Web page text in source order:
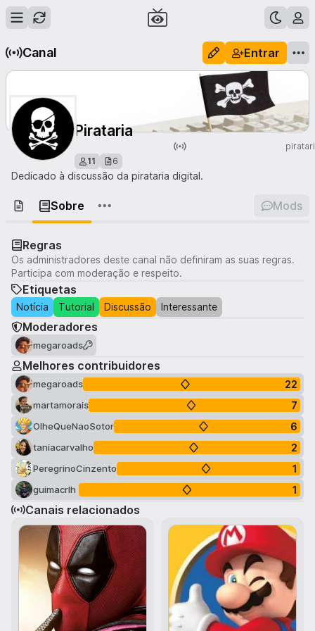
Canal Entrar
Pirataria
11
6
Dedicado à discussão da pirataria digital.
Sobre Mods
Regras
Os administradores deste canal não definiram as suas regras.
Participa com moderação e respeito.
Etiquetas
Notícia Tutorial Discussão Interessante
Moderadores
megaroads
Melhores contribuidores
megaroads 22
martamorais 7
OlheQueNaoSotor 6
taniacarvalho 2
PeregrinoCinzento 1
guimacrlh 1
Canais relacionados